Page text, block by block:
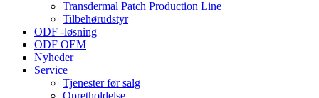
Transdermal Patch Production Line
Tilbehørudstyr
ODF -løsning
ODF OEM
Nyheder
Service
Tjenester før salg
Opretholdelse